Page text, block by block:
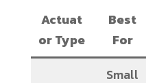
Actuat
or Type
Best
For
Small